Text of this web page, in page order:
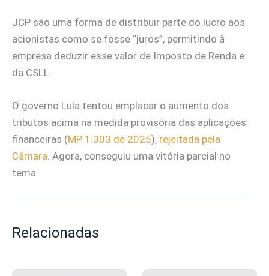
JCP são uma forma de distribuir parte do lucro aos
acionistas como se fosse “juros”, permitindo à
empresa deduzir esse valor de Imposto de Renda e
da CSLL.
O governo Lula tentou emplacar o aumento dos
tributos acima na medida provisória das aplicações
financeiras (MP 1.303 de 2025), rejeitada pela
Câmara. Agora, conseguiu uma vitória parcial no
tema.
Relacionadas